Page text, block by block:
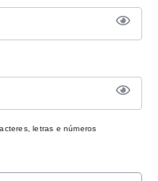
letras e números